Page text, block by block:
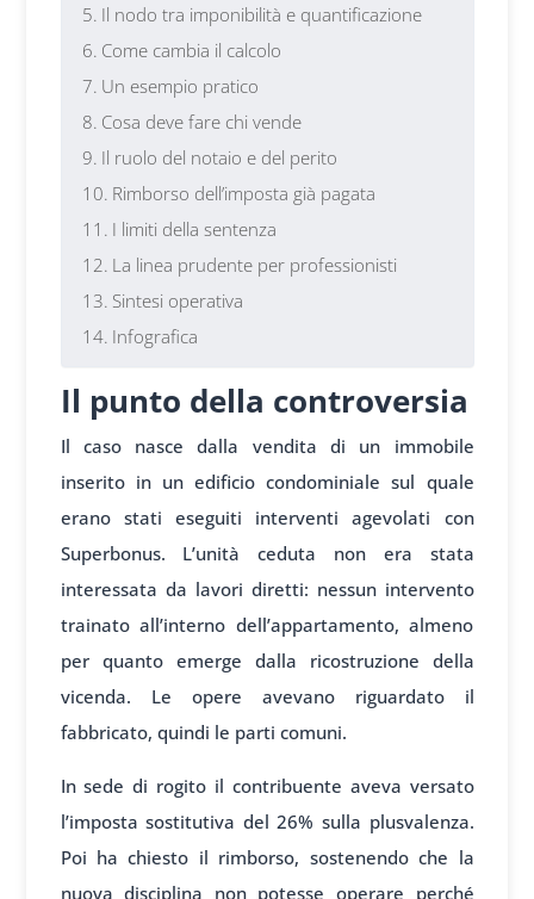
Il nodo tra imponibilità e quantificazione
Come cambia il calcolo
Un esempio pratico
Cosa deve fare chi vende
Il ruolo del notaio e del perito
Rimborso dell’imposta già pagata
I limiti della sentenza
La linea prudente per professionisti
Sintesi operativa
Infografica
Il punto della controversia
Il caso nasce dalla vendita di un immobile
inserito in un edificio condominiale sul quale
erano stati eseguiti interventi agevolati con
Superbonus. L’unità ceduta non era stata
interessata da lavori diretti: nessun intervento
trainato all’interno dell’appartamento, almeno
per quanto emerge dalla ricostruzione della
vicenda. Le opere avevano riguardato il
fabbricato, quindi le parti comuni.
In sede di rogito il contribuente aveva versato
l’imposta sostitutiva del 26% sulla plusvalenza.
Poi ha chiesto il rimborso, sostenendo che la
nuova disciplina non potesse operare perché